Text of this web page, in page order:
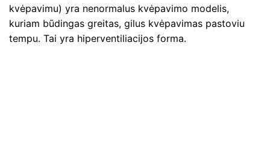
kvėpavimu) yra nenormalus kvėpavimo modelis,
kuriam būdingas greitas, gilus kvėpavimas pastoviu
tempu. Tai yra hiperventiliacijos forma.